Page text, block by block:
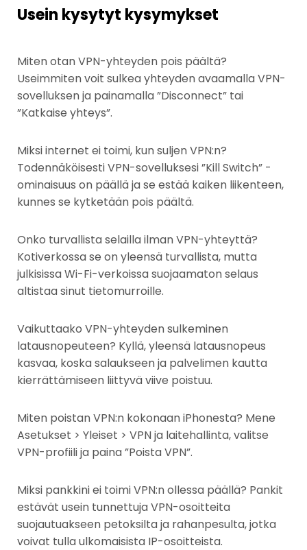
Usein kysytyt kysymykset
Miten otan VPN-yhteyden pois päältä?
Useimmiten voit sulkea yhteyden avaamalla VPN-
sovelluksen ja painamalla ”Disconnect” tai
”Katkaise yhteys”.
Miksi internet ei toimi, kun suljen VPN:n?
Todennäköisesti VPN-sovelluksesi ”Kill Switch” -
ominaisuus on päällä ja se estää kaiken liikenteen,
kunnes se kytketään pois päältä.
Onko turvallista selailla ilman VPN-yhteyttä?
Kotiverkossa se on yleensä turvallista, mutta
julkisissa Wi-Fi-verkoissa suojaamaton selaus
altistaa sinut tietomurroille.
Vaikuttaako VPN-yhteyden sulkeminen
latausnopeuteen? Kyllä, yleensä latausnopeus
kasvaa, koska salaukseen ja palvelimen kautta
kierrättämiseen liittyvä viive poistuu.
Miten poistan VPN:n kokonaan iPhonesta? Mene
Asetukset > Yleiset > VPN ja laitehallinta, valitse
VPN-profiili ja paina ”Poista VPN”.
Miksi pankkini ei toimi VPN:n ollessa päällä? Pankit
estävät usein tunnettuja VPN-osoitteita
suojautuakseen petoksilta ja rahanpesulta, jotka
voivat tulla ulkomaisista IP-osoitteista.